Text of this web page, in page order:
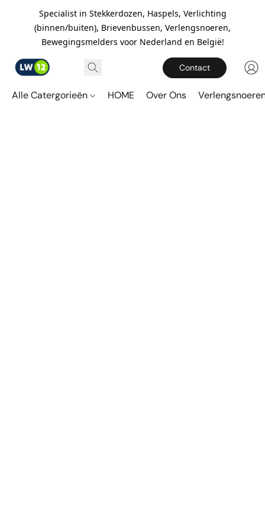
Specialist in Stekkerdozen, Haspels, Verlichting
(binnen/buiten), Brievenbussen, Verlengsnoeren,
Bewegingsmelders voor Nederland en België!
Contact
Alle Catergorieën HOME Over Ons